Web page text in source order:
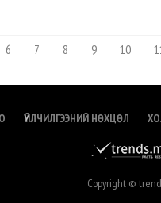
6 7 8 9 10
ҮЙЛЧИЛГЭЭНИЙ НӨХЦӨЛ
Copyright ©